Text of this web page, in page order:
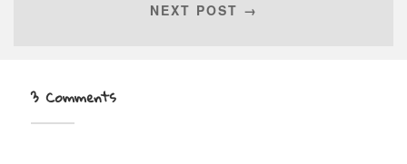
NEXT POST →
3 Comments